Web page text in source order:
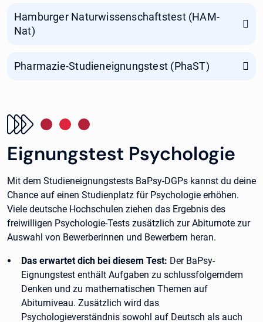
Hamburger Naturwissenschaftstest (HAM-
Nat)
Pharmazie-Studieneignungstest (PhaST)
Eignungstest Psychologie
Mit dem Studieneignungstests BaPsy-DGPs kannst du deine
Chance auf einen Studienplatz für Psychologie erhöhen.
Viele deutsche Hochschulen ziehen das Ergebnis des
freiwilligen Psychologie-Tests zusätzlich zur Abiturnote zur
Auswahl von Bewerberinnen und Bewerbern heran.
Das erwartet dich bei diesem Test: Der BaPsy-
Eignungstest enthält Aufgaben zu schlussfolgerndem
Denken und zu mathematischen Themen auf
Abiturniveau. Zusätzlich wird das
Psychologieverständnis sowohl auf Deutsch als auch